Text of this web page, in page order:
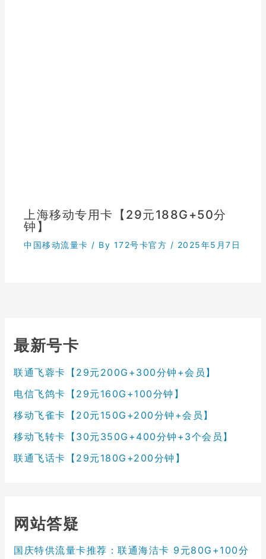
上海移动专用卡【29元188G+50分
钟】
中国移动流量卡 / By 172号卡官方 / 2025年5月7日
最新号卡
联通飞蓉卡【29元200G+300分钟+会员】
电信飞鸽卡【29元160G+100分钟】
移动飞雀卡【20元150G+200分钟+会员】
移动飞转卡【30元350G+400分钟+3个会员】
联通飞话卡【29元180G+200分钟】
网站答疑
国庆特供流量卡推荐：联通海洁卡 9元80G+100分